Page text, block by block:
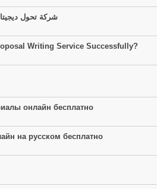
شركة تحول
Writing Service Successfully?
онлайн бесплатно
на русском бесплатно